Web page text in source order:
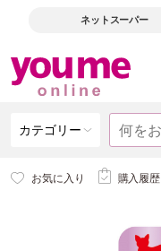
ネットスーパー
カテゴリー
お気に入り 購入履歴